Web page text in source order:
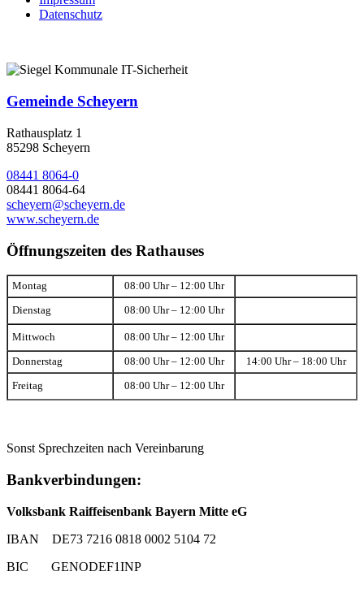
Datenschutz
Gemeinde Scheyern
Rathausplatz 1
85298 Scheyern
08441 8064-0
08441 8064-64
scheyern@scheyern.de
www.scheyern.de
Öffnungszeiten des Rathauses
Montag 08:00 Uhr – 12:00 Uhr
Dienstag 08:00 Uhr – 12:00 Uhr
Mittwoch 08:00 Uhr – 12:00 Uhr
Donnerstag 08:00 Uhr – 12:00 Uhr 14:00 Uhr – 18:00 Uhr
Freitag 08:00 Uhr – 12:00 Uhr
Sonst Sprechzeiten nach Vereinbarung
Bankverbindungen:
Volksbank Raiffeisenbank Bayern Mitte eG
IBAN DE73 7216 0818 0002 5104 72
BIC GENODEF1INP